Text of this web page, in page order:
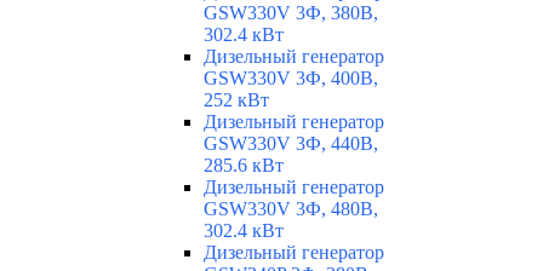
GSW330V 3Ф, 380В,
302.4 кВт
Дизельный генератор
GSW330V 3Ф, 400В,
252 кВт
Дизельный генератор
GSW330V 3Ф, 440В,
285.6 кВт
Дизельный генератор
GSW330V 3Ф, 480В,
302.4 кВт
Дизельный генератор